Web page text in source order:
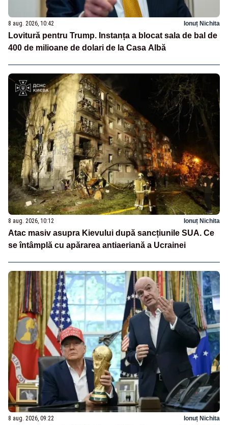
8 aug. 2026, 10:42 Ionuț Nichita
Lovitură pentru Trump. Instanța a blocat sala de bal de
400 de milioane de dolari de la Casa Albă
8 aug. 2026, 10:12 Ionuț Nichita
Atac masiv asupra Kievului după sancțiunile SUA. Ce
se întâmplă cu apărarea antiaeriană a Ucrainei
8 aug. 2026, 09:22 Ionuț Nichita